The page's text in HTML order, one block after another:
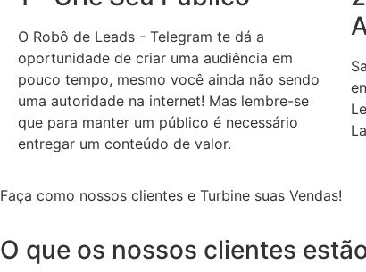
O Robô de Leads - Telegram te dá a
oportunidade de criar uma audiência em
pouco tempo, mesmo você ainda não sendo
uma autoridade na internet! Mas lembre-se
que para manter um público é necessário
entregar um conteúdo de valor.
Faça como nossos clientes e Turbine suas Vendas!
O que os nossos clientes